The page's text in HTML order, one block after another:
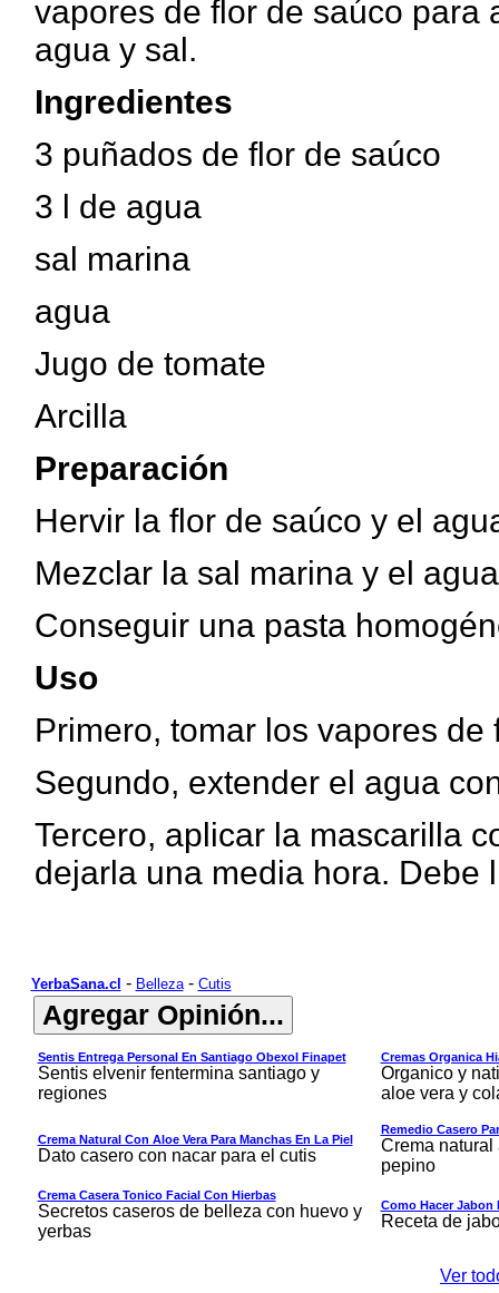
vapores de flor de saúco para
agua y sal.
Ingredientes
3 puñados de flor de saúco
3 l de agua
sal marina
agua
Jugo de tomate
Arcilla
Preparación
Hervir la flor de saúco y el
Mezclar la sal marina y el
Conseguir una pasta
Uso
Primero, tomar los vapores de
Segundo, extender el agua
Tercero, aplicar la mascarilla
dejarla una media hora. Debe
YerbaSana.cl - Belleza- Cutis
Sentis Entrega Personal En Santiago Obexol Finapet
Sentis elvenir fentermina santiago y
regiones
Cremas Organica
Organico y
aloe vera y
Crema Natural Con Aloe Vera Para Manchas En La Piel
Dato casero con nacar para el cutis
Remedio Casero
Crema natural
pepino
Crema Casera Tonico Facial Con Hierbas
Secretos caseros de belleza con huevo y
yerbas
Como Hacer Jabon
Receta de
Ver